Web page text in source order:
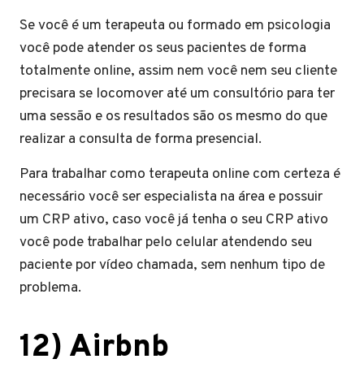
Se você é um terapeuta ou formado em psicologia
você pode atender os seus pacientes de forma
totalmente online, assim nem você nem seu cliente
precisara se locomover até um consultório para ter
uma sessão e os resultados são os mesmo do que
realizar a consulta de forma presencial.
Para trabalhar como terapeuta online com certeza é
necessário você ser especialista na área e possuir
um CRP ativo, caso você já tenha o seu CRP ativo
você pode trabalhar pelo celular atendendo seu
paciente por vídeo chamada, sem nenhum tipo de
problema.
12) Airbnb